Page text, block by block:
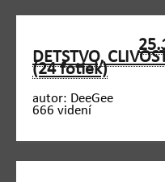
DETSTVO,
(24 fotiek)
autor: DeeGee
666 videní